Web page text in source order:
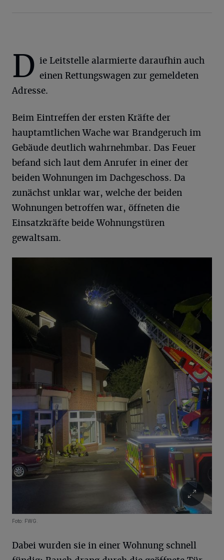
D ie Leitstelle alarmierte daraufhin auch
einen Rettungswagen zur gemeldeten
Adresse.
Beim Eintreffen der ersten Kräfte der
hauptamtlichen Wache war Brandgeruch im
Gebäude deutlich wahrnehmbar. Das Feuer
befand sich laut dem Anrufer in einer der
beiden Wohnungen im Dachgeschoss. Da
zunächst unklar war, welche der beiden
Wohnungen betroffen war, öffneten die
Einsatzkräfte beide Wohnungstüren
gewaltsam.
Foto: FWG.
Dabei wurden sie in einer Wohnung schnell